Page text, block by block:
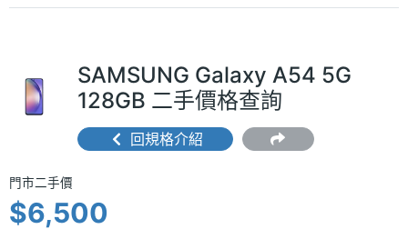
SAMSUNG Galaxy A54 5G
128GB 二手價格查詢
回規格介紹
門市二手價 $6,500
門市二手價
$6,500